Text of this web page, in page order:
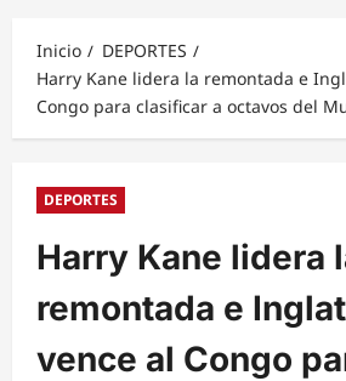
Inicio
DEPORTES
Harry Kane lidera la remontada e
Congo para clasificar a octavos del
DEPORTES
Harry Kane lidera
remontada e
vence al Congo